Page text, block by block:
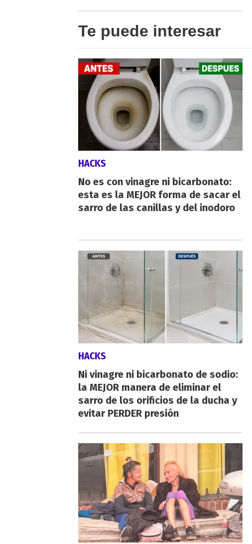
Te puede interesar
HACKS
No es con vinagre ni bicarbonato:
esta es la MEJOR forma de sacar el
sarro de las canillas y del inodoro
HACKS
Ni vinagre ni bicarbonato de sodio:
la MEJOR manera de eliminar el
sarro de los orificios de la ducha y
evitar PERDER presión